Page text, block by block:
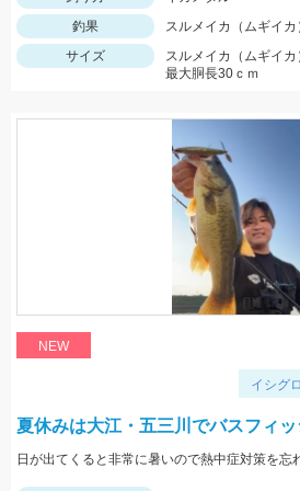
釣果
スルメイカ（ムギイ
サイズ
スルメイカ（ムギイ
最大胴長30ｃｍ
NEW
イシグ
夏休みは大江・五三川でバスフィッ
日が出てくると非常に暑いので熱中症対策を忘